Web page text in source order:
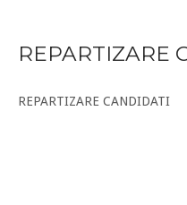
REPARTIZARE
REPARTIZARE CANDIDATI